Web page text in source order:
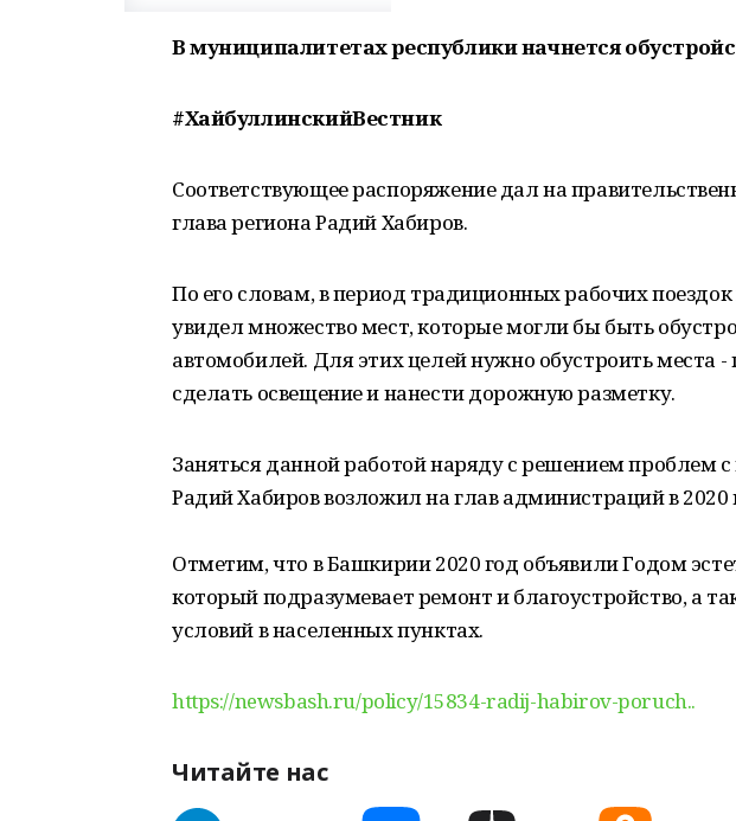
В муниципалитетах республики начнется
#ХайбуллинскийВестник
Соответствующее распоряжение дал на
глава региона Радий Хабиров.
По его словам, в период традиционных рабочих
увидел множество мест, которые могли бы быть
автомобилей. Для этих целей нужно обустроить места
сделать освещение и нанести дорожную разметку.
Заняться данной работой наряду с решением проблем с
Радий Хабиров возложил на глав администраций в 2020
Отметим, что в Башкирии 2020 год объявили Годом
который подразумевает ремонт и благоустройство, а
условий в населенных пунктах.
https://newsbash.ru/policy/15834-radij-habirov-poruch..
Читайте нас